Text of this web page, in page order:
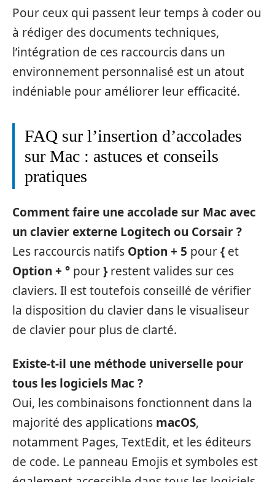
Pour ceux qui passent leur temps à coder ou
à rédiger des documents techniques,
l’intégration de ces raccourcis dans un
environnement personnalisé est un atout
indéniable pour améliorer leur efficacité.
FAQ sur l’insertion d’accolades
sur Mac : astuces et conseils
pratiques
Comment faire une accolade sur Mac avec
un clavier externe Logitech ou Corsair ?
Les raccourcis natifs Option + 5 pour{ et
Option + ° pour}restent valides sur ces
claviers. Il est toutefois conseillé de vérifier
la disposition du clavier dans le visualiseur
de clavier pour plus de clarté.
Existe-t-il une méthode universelle pour
tous les logiciels Mac ?
Oui, les combinaisons fonctionnent dans la
majorité des applications macOS,
notamment Pages, TextEdit, et les éditeurs
de code. Le panneau Emojis et symboles est